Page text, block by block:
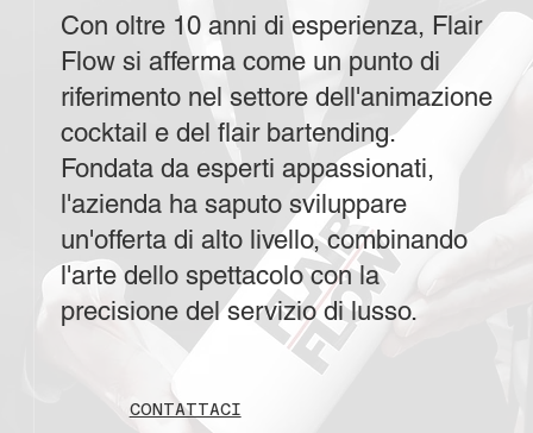
CONTATTACI
Con oltre 10 anni di esperienza, Flair
Flow si afferma come un punto di
riferimento nel settore dell'animazione
cocktail e del flair bartending.
Fondata da esperti appassionati,
l'azienda ha saputo sviluppare
un'offerta di alto livello, combinando
l'arte dello spettacolo con la
precisione del servizio di lusso.